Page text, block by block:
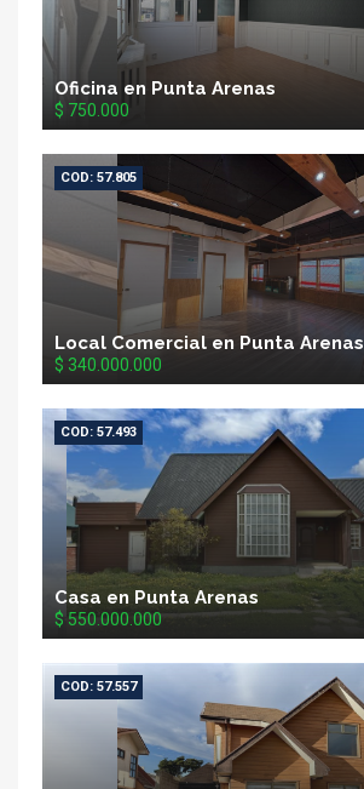
Oficina en Punta Arenas
$ 750.000
COD: 57.805
Local Comercial en Punta Arenas
$ 340.000.000
COD: 57.493
Casa en Punta Arenas
$ 550.000.000
COD: 57.557